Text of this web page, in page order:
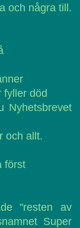
och några till.
fyller död
Nyhetsbrevet
och allt.
först
"resten av
Super